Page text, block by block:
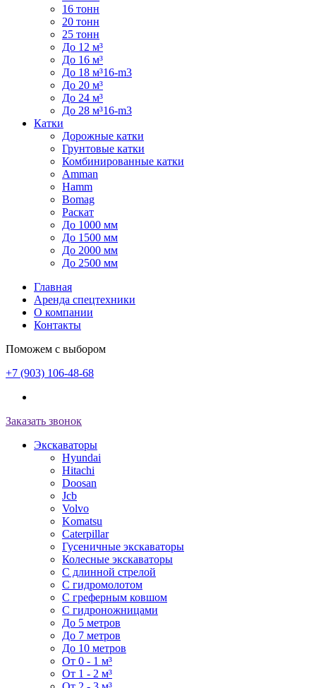
16 тонн
20 тонн
25 тонн
До 12 м³
До 16 м³
До 18 м³16-m3
До 20 м³
До 24 м³
До 28 м³16-m3
Катки
Дорожные катки
Грунтовые катки
Комбинированные катки
Amman
Hamm
Bomag
Раскат
До 1000 мм
До 1500 мм
До 2000 мм
До 2500 мм
Главная
Аренда спецтехники
О компании
Контакты
Поможем с выбором
+7 (903) 106-48-68
Заказать звонок
Экскаваторы
Hyundai
Hitachi
Doosan
Jcb
Volvo
Komatsu
Caterpillar
Гусеничные экскаваторы
Колесные экскаваторы
С длинной стрелой
С гидромолотом
С греферным ковшом
С гидроножницами
До 5 метров
До 7 метров
До 10 метров
От 0 - 1 м³
От 1 - 2 м³